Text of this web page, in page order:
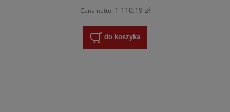
Cena netto: 1 110,19 zł
do koszyka